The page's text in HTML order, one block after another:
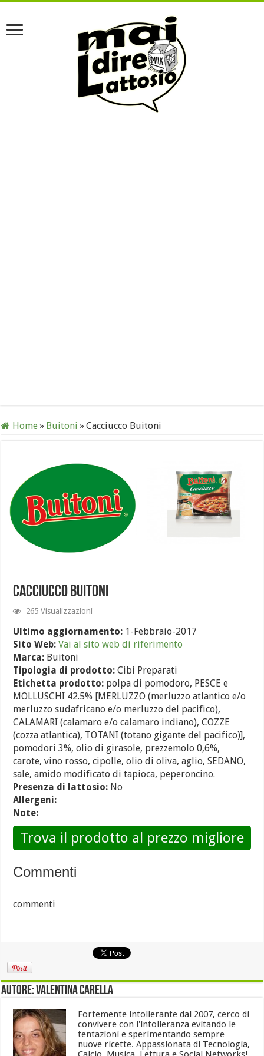
Home» Buitoni » Cacciucco Buitoni
Cacciucco Buitoni
265 Visualizzazioni
Ultimo aggiornamento: 1-Febbraio-2017
Sito Web: Vai al sito web di riferimento
Marca: Buitoni
Tipologia di prodotto: Cibi Preparati
Etichetta prodotto: polpa di pomodoro, PESCE e
MOLLUSCHI 42.5% [MERLUZZO (merluzzo atlantico e/o
merluzzo sudafricano e/o merluzzo del pacifico),
CALAMARI (calamaro e/o calamaro indiano), COZZE
(cozza atlantica), TOTANI (totano gigante del pacifico)],
pomodori 3%, olio di girasole, prezzemolo 0,6%,
carote, vino rosso, cipolle, olio di oliva, aglio, SEDANO,
sale, amido modificato di tapioca, peperoncino.
Presenza di lattosio: No
Allergeni:
Note:
Trova il prodotto al prezzo migliore
Commenti
commenti
Autore: Valentina Carella
Fortemente intollerante dal 2007, cerco di
convivere con l'intolleranza evitando le
tentazioni e sperimentando sempre
nuove ricette. Appassionata di Tecnologia,